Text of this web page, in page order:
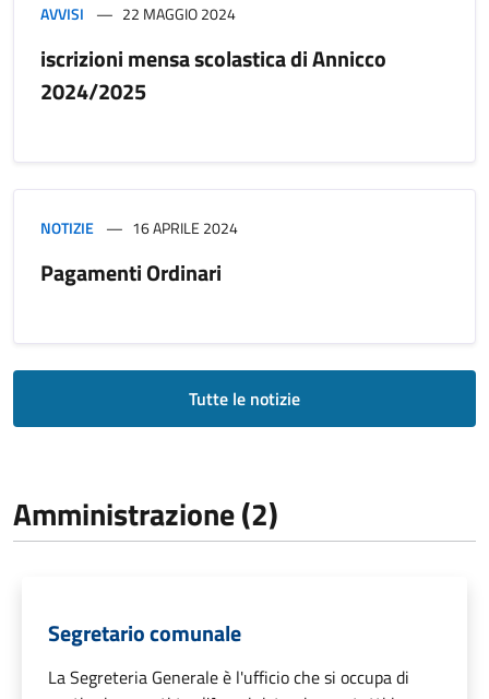
AVVISI 22 MAGGIO 2024
iscrizioni mensa scolastica di Annicco
2024/2025
NOTIZIE 16 APRILE 2024
Pagamenti Ordinari
Tutte le notizie
Amministrazione (2)
Segretario comunale
La Segreteria Generale è l'ufficio che si occupa di